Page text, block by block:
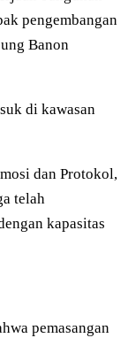
pengembangan
Banon
di kawasan
dan Protokol,
telah
kapasitas
pemasangan